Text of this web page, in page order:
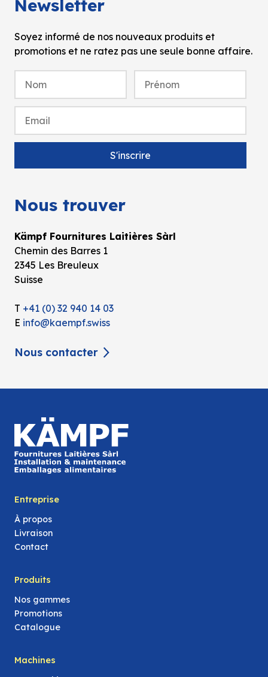
Newsletter
Soyez informé de nos nouveaux produits et
promotions et ne ratez pas une seule bonne affaire.
Nous trouver
Kämpf Fournitures Laitières Sàrl
Chemin des Barres 1
2345 Les Breuleux
Suisse
T +41 (0) 32 940 14 03
E info@kaempf.swiss
Nous contacter
Entreprise
À propos
Livraison
Contact
Produits
Nos gammes
Promotions
Catalogue
Machines